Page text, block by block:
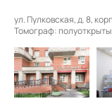
ул. Пулковская, д. 8,
Томограф: